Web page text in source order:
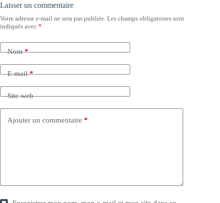
Laisser un commentaire
Votre adresse e-mail ne sera pas publiée. Les champs obligatoires sont
indiqués avec *
Nom*
E-mail*
Site web
Ajouter un commentaire *